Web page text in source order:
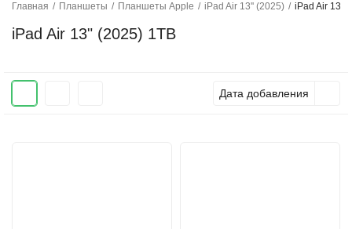
Главная / Планшеты / Планшеты Apple / iPad Air 13'' (2025) / iPad Air 13"
iPad Air 13" (2025) 1TB
Дата добавления